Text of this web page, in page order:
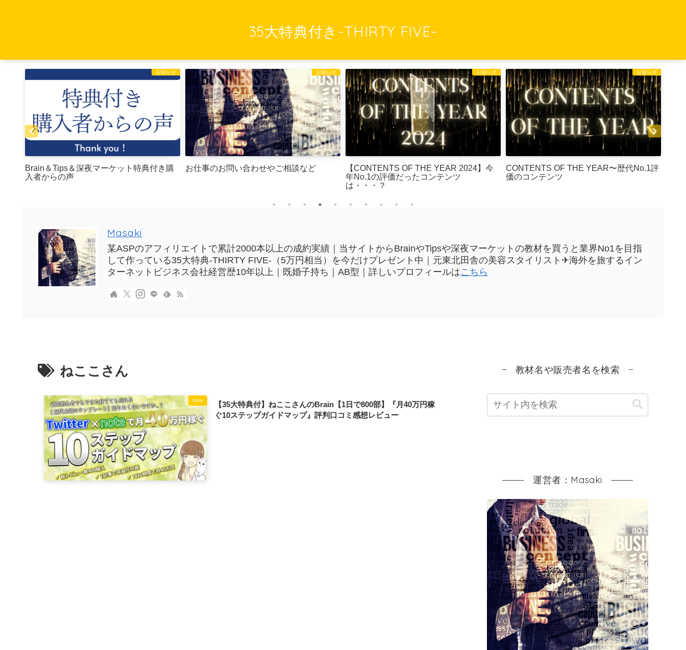
35大特典付き-THIRTY FIVE-
お知らせ
Brain＆Tips＆深夜マーケット特典付き購
入者からの声
お知らせ
お仕事のお問い合わせやご相談など
お知らせ
【CONTENTS OF THE YEAR 2024】今
年No.1の評価だったコンテンツ
は・・・？
お知らせ
CONTENTS OF THE YEAR〜歴代No.1評
価のコンテンツ
Masaki
某ASPのアフィリエイトで累計2000本以上の成約実績｜当サイトからBrainやTipsや深夜マーケットの教材を買うと業界No1を目指
して作っている35大特典-THIRTY FIVE-（5万円相当）を今だけプレゼント中｜元東北田舎の美容スタイリスト✈海外を旅するイン
ターネットビジネス会社経営歴10年以上｜既婚子持ち｜AB型｜詳しいプロフィールはこちら
ねここさん
note
【35大特典付】ねここさんのBrain【1日で800部】『月40万円稼
ぐ10ステップガイドマップ』評判口コミ感想レビュー
教材名や販売者名を検索
運営者：Masaki